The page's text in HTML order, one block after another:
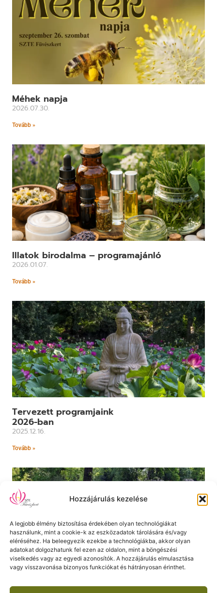
Hozzájárulás kezelése
A legjobb élmény biztosítása érdekében olyan technológiákat
használunk, mint a cookie-k az eszközadatok tárolására és/vagy
eléréséhez. Ha beleegyezik ezekbe a technológiákba, akkor olyan
adatokat dolgozhatunk fel ezen az oldalon, mint a böngészési
viselkedés vagy az egyedi azonosítók. A hozzájárulás elmulasztása
vagy visszavonása bizonyos funkciókat és hátrányosan érinthet.
Méhek napja
2026.07.30.
Tovább »
Illatok birodalma – programajánló
2026.01.07.
Tovább »
Tervezett programjaink
2026-ban
2025.12.16.
Tovább »
2022.02.22.